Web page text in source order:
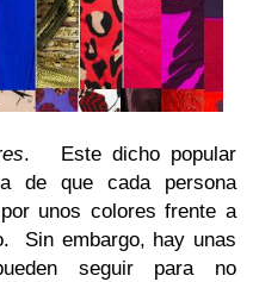
. Este dicho popular
de que cada persona
unos colores frente a
Sin embargo, hay unas
seguir para no